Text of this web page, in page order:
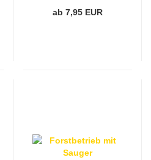
ab 7,95 EUR